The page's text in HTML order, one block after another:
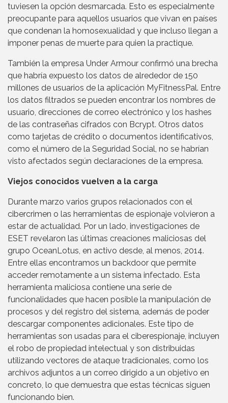
tuviesen la opción desmarcada. Esto es especialmente
preocupante para aquellos usuarios que vivan en países
que condenan la homosexualidad y que incluso llegan a
imponer penas de muerte para quien la practique.
También la empresa Under Armour confirmó una brecha
que habría expuesto los datos de alrededor de 150
millones de usuarios de la aplicación MyFitnessPal. Entre
los datos filtrados se pueden encontrar los nombres de
usuario, direcciones de correo electrónico y los hashes
de las contraseñas cifrados con Bcrypt. Otros datos
como tarjetas de crédito o documentos identificativos,
como el número de la Seguridad Social, no se habrían
visto afectados según declaraciones de la empresa.
Viejos conocidos vuelven a la carga
Durante marzo varios grupos relacionados con el
cibercrimen o las herramientas de espionaje volvieron a
estar de actualidad. Por un lado, investigaciones de
ESET revelaron las últimas creaciones maliciosas del
grupo OceanLotus, en activo desde, al menos, 2014.
Entre ellas encontramos un backdoor que permite
acceder remotamente a un sistema infectado. Esta
herramienta maliciosa contiene una serie de
funcionalidades que hacen posible la manipulación de
procesos y del registro del sistema, además de poder
descargar componentes adicionales. Este tipo de
herramientas son usadas para el ciberespionaje, incluyen
el robo de propiedad intelectual y son distribuidas
utilizando vectores de ataque tradicionales, como los
archivos adjuntos a un correo dirigido a un objetivo en
concreto, lo que demuestra que estas técnicas siguen
funcionando bien.